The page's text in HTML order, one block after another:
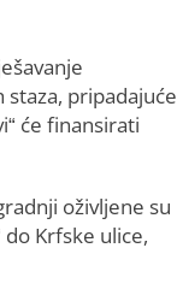
pripadajuće
će finansirati
oživljene su
Krfske ulice,